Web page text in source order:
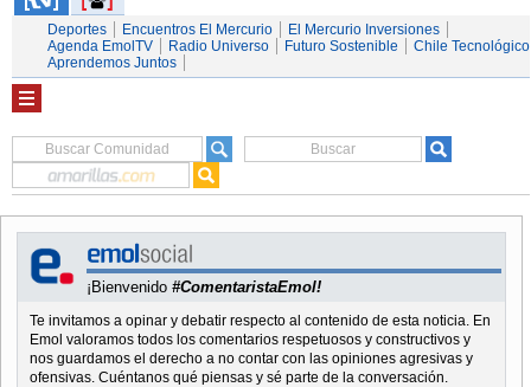
Deportes Encuentros El Mercurio
El Mercurio Inversiones
Agenda EmolTV
Radio Universo Futuro Sostenible
Chile Tecnológico
Aprendemos Juntos
¡Bienvenido #ComentaristaEmol!
Te invitamos a opinar y debatir respecto al contenido de esta noticia. En
Emol valoramos todos los comentarios respetuosos y constructivos y
nos guardamos el derecho a no contar con las opiniones agresivas y
ofensivas. Cuéntanos qué piensas y sé parte de la conversación.